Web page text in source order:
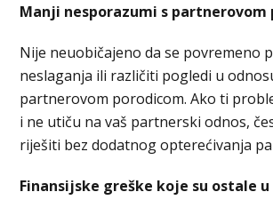
Manji nesporazumi s partnerovom
Nije neuobičajeno da se povremeno
neslaganja ili različiti pogledi u
partnerovom porodicom. Ako ti
i ne utiču na vaš partnerski odnos,
riješiti bez dodatnog opterećivanja
Finansijske greške koje su ostale